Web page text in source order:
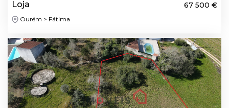
Loja 67 500 €
Ourém > Fátima